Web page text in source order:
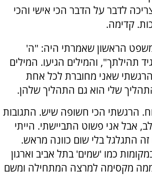
לדבר על הדבר הכי אישי והכי
קדימה.
הראשון שאמרתי היה: "ה'
תהילתך", והמילים הגיעו. המילים
שאני מחוברת לכל אחת
שלי הוא גם התהליך שלהן.
הרגשתי הכי חשופה שיש. התגובות
אבל אני פשוט התביישתי. הייתי
התגלגל בלי שום כוונה מראש.
כמו 'שמים' בתל אביב וארגון
מקסימה למרצה המתחילה ומשם